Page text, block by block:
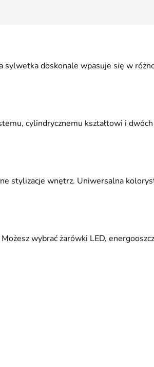
sylwetka doskonale wpasuje się w
cylindrycznemu kształtowi i
stylizacje wnętrz. Uniwersalna
wybrać żarówki LED,